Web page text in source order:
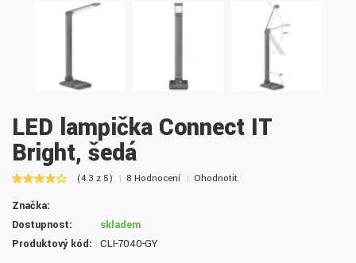
LED lampička Connect IT
Bright, šedá
(4.3 z 5) 8 Hodnocení Ohodnotit
Značka:
Dostupnost:
skladem
Produktový kód:
CLI-7040-GY